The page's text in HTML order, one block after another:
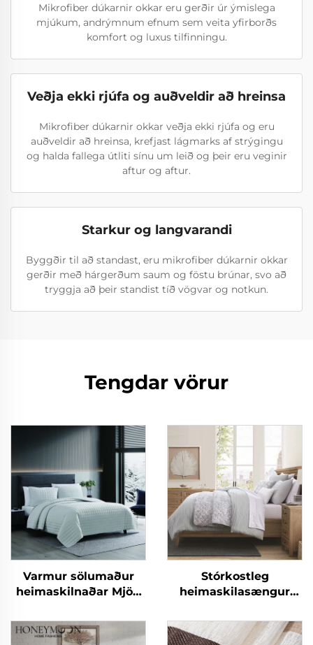
Mikrofiber dúkarnir okkar eru gerðir úr ýmislega
mjúkum, andrýmnum efnum sem veita yfirborðs
komfort og luxus tilfinningu.
Veðja ekki rjúfa og auðveldir að hreinsa
Mikrofiber dúkarnir okkar veðja ekki rjúfa og eru
auðveldir að hreinsa, krefjast lágmarks af strýgingu
og halda fallega útliti sínu um leið og þeir eru veginir
aftur og aftur.
Starkur og langvarandi
Byggðir til að standast, eru mikrofiber dúkarnir okkar
gerðir með hárgerðum saum og föstu brúnar, svo að
tryggja að þeir standist tíð vögvar og notkun.
Tengdar vörur
Varmur sölumaður
heimaskilnaðar Mjög
ofurneytarlegur
snúningsskilasængur
Stórkostleg
heimaskilasængur
skjalasængur